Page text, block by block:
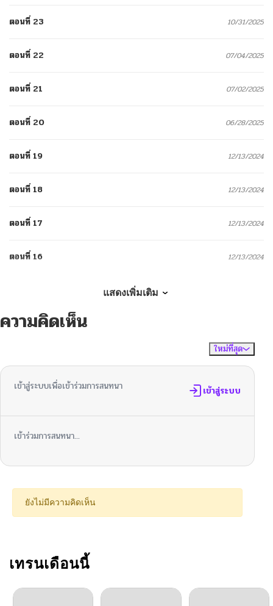
ตอนที่ 23 10/31/2025
ตอนที่ 22 07/04/2025
ตอนที่ 21 07/02/2025
ตอนที่ 20 06/28/2025
ตอนที่ 19 12/13/2024
ตอนที่ 18 12/13/2024
ตอนที่ 17 12/13/2024
ตอนที่ 16 12/13/2024
ตอนที่ 14
12/13/2024
ตอนที่ 12 12/13/2024
12/13/2024
ตอนที่ 9 12/13/2024
ตอนที่ 7
ตอนที่ 6
แสดงเพิ่มเติม
ความคิดเห็น
ใหม่ที่สุด
เข้าสู่ระบบเพื่อเข้าร่วมการสนทนา เข้าสู่ระบบ
เข้าร่วมการสนทนา...
ยังไม่มีความคิดเห็น
เทรนเดือนนี้